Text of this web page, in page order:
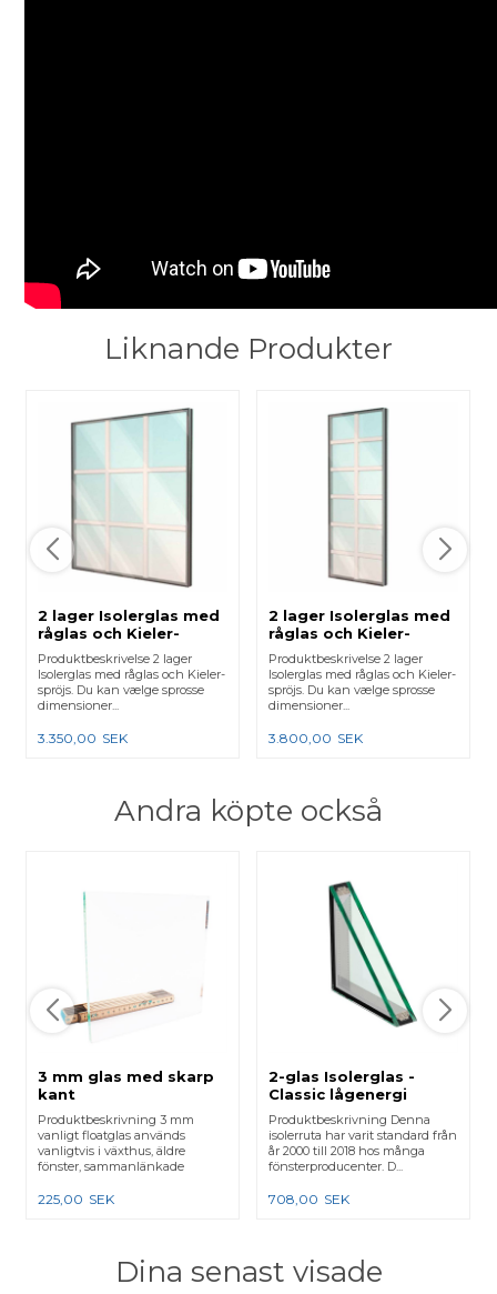
Liknande Produkter
2 lager Isolerglas med
råglas och Kieler-
spröjs - 2 vågrätt och
2 lodrätt
Produktbeskrivelse 2 lager
Isolerglas med råglas och Kieler-
spröjs. Du kan vælge sprosse
dimensioner...
3.350,00 SEK
2 lager Isolerglas med
råglas och Kieler-
spröjs - 5 vågrätt och 1
lodrätt
Produktbeskrivelse 2 lager
Isolerglas med råglas och Kieler-
spröjs. Du kan vælge sprosse
dimensioner...
3.800,00 SEK
Andra köpte också
3 mm glas med skarp
kant
Produktbeskrivning 3 mm
vanligt floatglas används
vanligtvis i växthus, äldre
fönster, sammanlänkade
225,00 SEK
2-glas Isolerglas -
Classic lågenergi
Produktbeskrivning Denna
isolerruta har varit standard från
år 2000 till 2018 hos många
fönsterproducenter. D...
708,00 SEK
Dina senast visade